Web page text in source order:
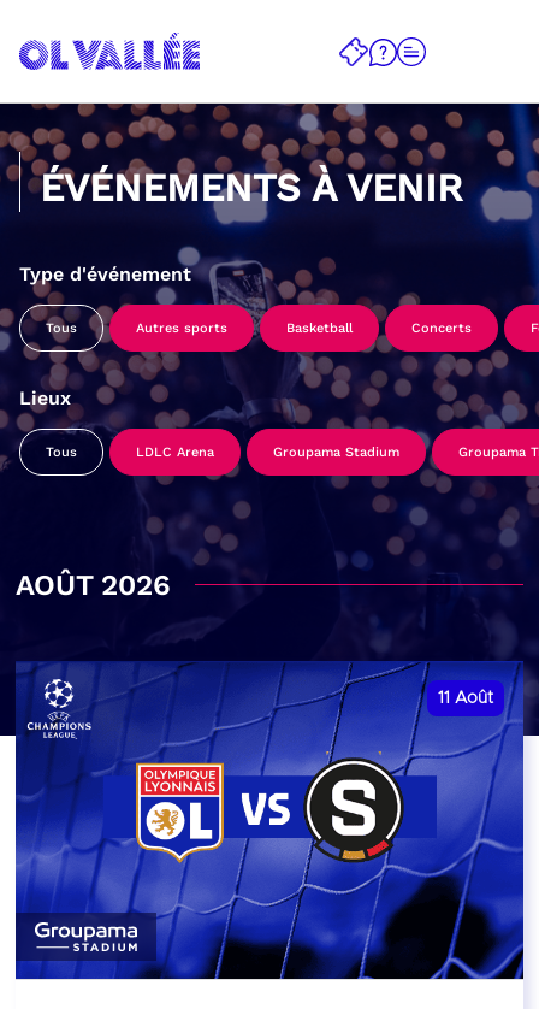
ÉVÉNEMENTS À VENIR
Type d'événement
Tous Autres sports Basketball Concerts
Lieux
Tous LDLC Arena Groupama Stadium Groupama
AOÛT 2026
11 Août